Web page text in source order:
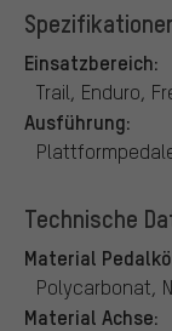
Einsatzbereich:
Trail, Enduro,
Ausführung:
Technische
Material
Polycarbonat,
Material Achse: